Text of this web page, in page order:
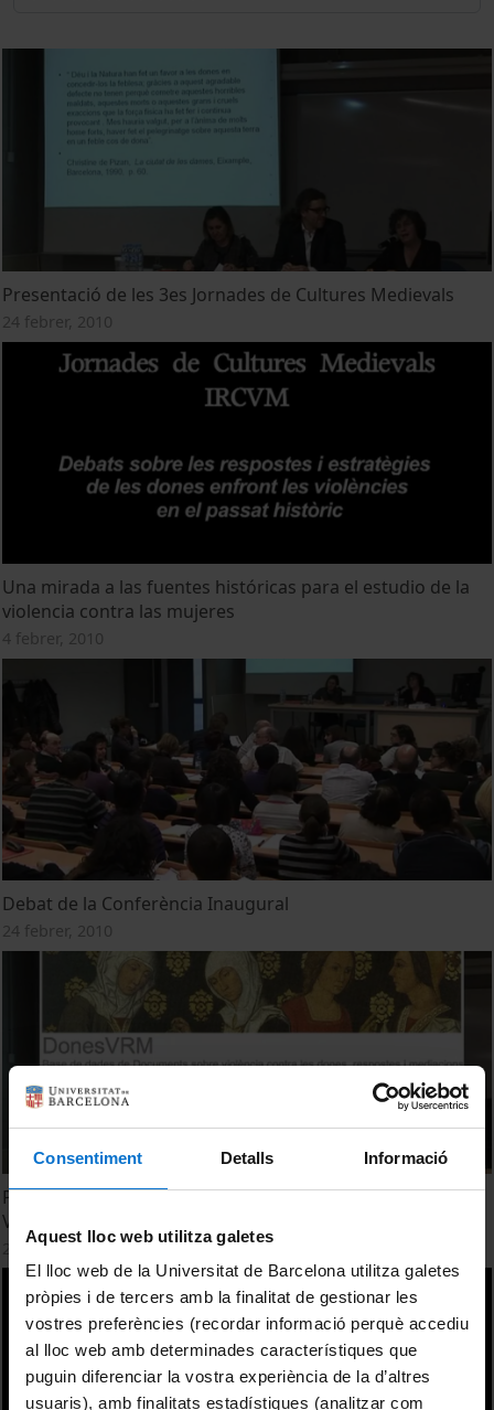
Consentiment Detalls Informació
Aquest lloc web utilitza galetes
El lloc web de la Universitat de Barcelona utilitza galetes
pròpies i de tercers amb la finalitat de gestionar les
vostres preferències (recordar informació perquè accediu
al lloc web amb determinades característiques que
puguin diferenciar la vostra experiència de la d’altres
usuaris), amb finalitats estadístiques (analitzar com
Presentació de les 3es Jornades de Cultures Medievals
24 febrer, 2010
Una mirada a las fuentes históricas para el estudio de la
violencia contra las mujeres
4 febrer, 2010
Debat de la Conferència Inaugural
24 febrer, 2010
Presentació del projecte i de la base de dades 'Dones
VRM'
24 febrer, 2010